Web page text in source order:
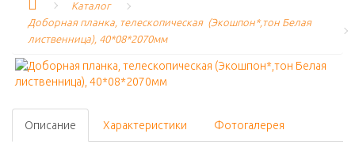
Каталог
Доборная планка, телескопическая  (Экошпон*,тон Белая
лиственница), 40*08*2070мм
Описание Характеристики Фотогалерея